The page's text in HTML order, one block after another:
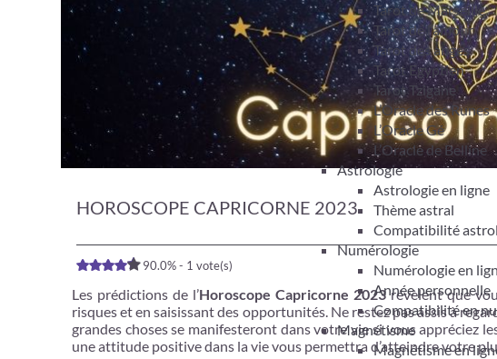
Tarot de Marseille
Tarot de l’amour
Tarot des anges
Tarot Egyptien
Tarot Tzigane
L’Oracle des Runes
L’Oracle Gé
L’Oracle de Belline
Astrologie
Astrologie en ligne
Thème astral
Compatibilité
Numérologie
Numérologie en
Année personnelle
Compatibilité en
Magnétisme
Magnétisme en
HOROSCOPE CAPRICORNE 2023
90.0% - 1 vote(s)
Les prédictions de l’Horoscope Capricorne 2023révèlent que
risques et en saisissant des opportunités. Ne restez pas assis à
grandes choses se manifesteront dans votre vie si vous appréciez
une attitude positive dans la vie vous permettra d’atteindre votre